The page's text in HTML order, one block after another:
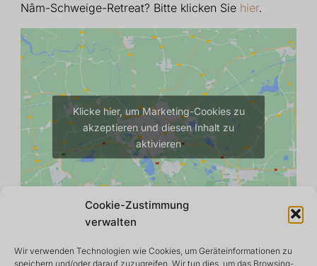
Cookie-Zustimmung
verwalten
Wir verwenden Technologien wie Cookies, um Geräteinformationen zu
speichern und/oder darauf zuzugreifen. Wir tun dies, um das Browsing-
Nâm-Schweige-Retreat? Bitte klicken Sie hier.
Klicke hier, um Marketing-Cookies zu
akzeptieren und diesen Inhalt zu
aktivieren